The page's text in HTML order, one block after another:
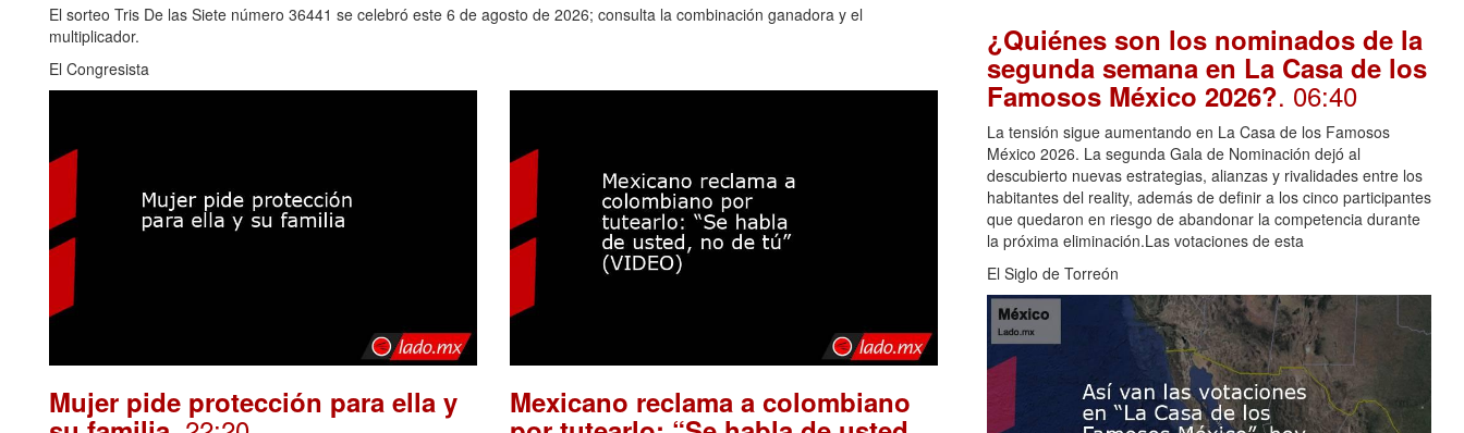
El sorteo Tris De las Siete número 36441 se celebró este 6 de agosto de 2026; consulta la combinación ganadora y el
multiplicador.
El Congresista
Mujer pide protección para ella y Mexicano reclama a colombiano
¿Quiénes son los nominados de la
segunda semana en La Casa de los
Famosos México 2026?. 06:40
La tensión sigue aumentando en La Casa de los Famosos
México 2026. La segunda Gala de Nominación dejó al
descubierto nuevas estrategias, alianzas y rivalidades entre los
habitantes del reality, además de definir a los cinco participantes
que quedaron en riesgo de abandonar la competencia durante
la próxima eliminación.Las votaciones de esta
El Siglo de Torreón